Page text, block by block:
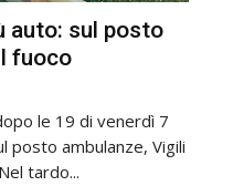
auto: sul posto
fuoco
le 19 di venerdì 7
posto ambulanze, Vigili
tardo...